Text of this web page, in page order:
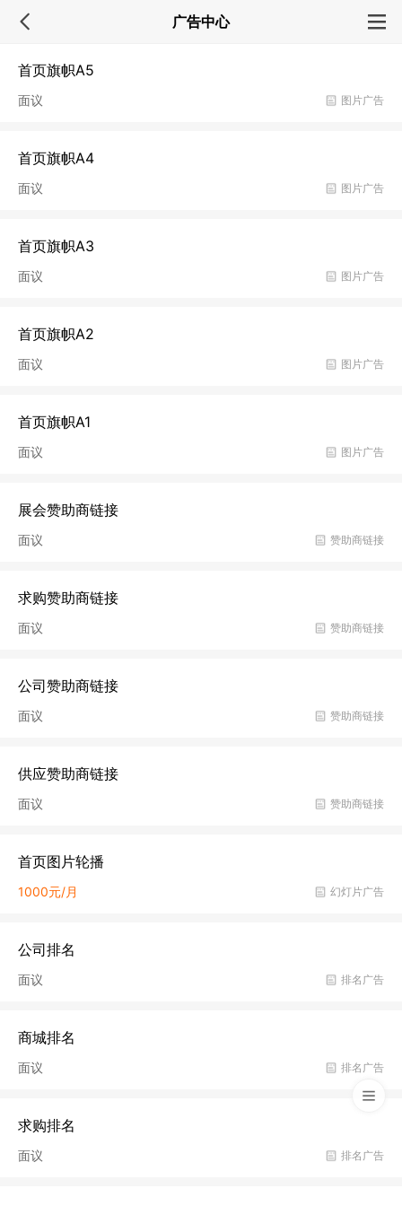
广告中心
首页旗帜A5
面议 图片广告
首页旗帜A4
面议 图片广告
首页旗帜A3
面议 图片广告
首页旗帜A2
面议 图片广告
首页旗帜A1
面议 图片广告
展会赞助商链接
面议 赞助商链接
求购赞助商链接
面议 赞助商链接
公司赞助商链接
面议 赞助商链接
供应赞助商链接
面议 赞助商链接
首页图片轮播
1000元/月 幻灯片广告
公司排名
面议 排名广告
商城排名
面议 排名广告
求购排名
面议 排名广告